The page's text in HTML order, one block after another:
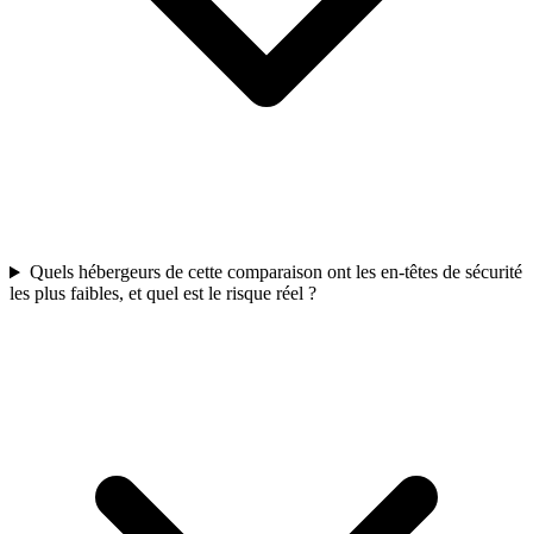
Quels hébergeurs de cette comparaison ont les en-têtes de sécurité
les plus faibles, et quel est le risque réel ?